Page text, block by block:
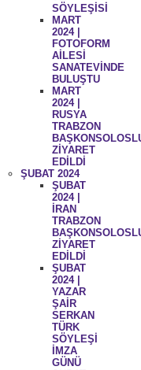
SÖYLEŞİSİ
MART
2024 |
FOTOFORM
AİLESİ
SANATEVİNDE
BULUŞTU
MART
2024 |
RUSYA
TRABZON
ZİYARET
EDİLDİ
ŞUBAT 2024
ŞUBAT
2024 |
İRAN
TRABZON
ZİYARET
EDİLDİ
ŞUBAT
2024 |
YAZAR
ŞAİR
SERKAN
TÜRK
SÖYLEŞİ
İMZA
GÜNÜ